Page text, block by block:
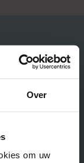
Over
om uw